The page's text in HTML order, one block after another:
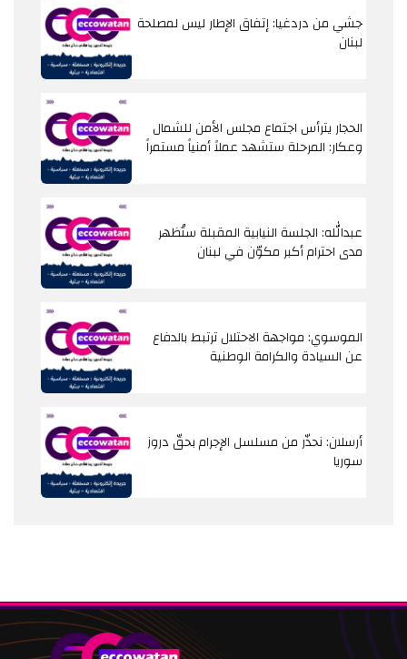
جشي من دردغيا: إتفاق الإطار ليس لمصلحة
لبنان
الحجار يترأس اجتماع مجلس الأمن للشمال
وعكار: المرحلة ستشهد عملاً أمنياً مستمراً
عبدالله: الجلسة النيابية المقبلة ستُظهر
مدى احترام أكبر مكوّن في لبنان
الموسوي: مواجهة الاحتلال ترتبط بالدفاع
عن السيادة والكرامة الوطنية
أرسلان: نحذّر من مسلسل الإجرام بحقّ دروز
سوريا